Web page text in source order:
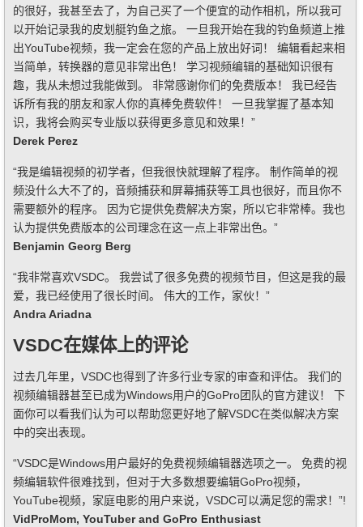
的很好，我甚至去了，为自己买了一个便宜的动作相机，所以我可
以开始记录我的皮划艇钓鱼之旅。 一旦我开始在我的钓鱼频道上推
出YouTube视频，我一定会在您的产品上放出好词！ 编辑看起来相
当简单，转换器的意见非常出色！ 学习视频编辑的基础知识很有
趣，我从未想过我能做到。 非常感谢你们的免费版本！ 我已经告
诉所有我的朋友和家人你的真棒免费软件！ 一旦我掌握了基本知
识，我将会购买专业版以获得更多意见和效果！”
Derek Perez
“我是编辑视频的初学者，但我很快就理解了程序。 制作简单的视
频没什么大不了的，音频捕获和屏幕捕获等工具也很好，而且你不
需要额外的程序。 因为它提供免费解决方案，所以它非常棒。我也
认为提供免费版本的公司理念在这一点上非常出色。”
Benjamin Georg Berg
“我非常喜欢VSDC。 我尝试了很多免费的视频节目，但这是我的最
爱，我已经使用了很长时间。 伟大的工作，家伙！”
Andra Ariadna
VSDC在媒体上的评论
过去几年里，VSDC也得到了许多行业专家的审查和评估。 我们的
视频编辑器甚至已成为Windows用户的GoPro团队的官方建议！ 下
面你可以看我们认为可以帮助您更好地了解VSDC在类似解决方案
中的突出表现。
“VSDC是Windows用户最好的免费视频编辑器选项之一。 免费的视
频编辑软件很难找到，但对于大多数想要编辑GoPro视频，
YouTube视频，家庭电影的用户来说，VSDC可以满足您的需求！”!
VidProMom, YouTuber and GoPro Enthusiast